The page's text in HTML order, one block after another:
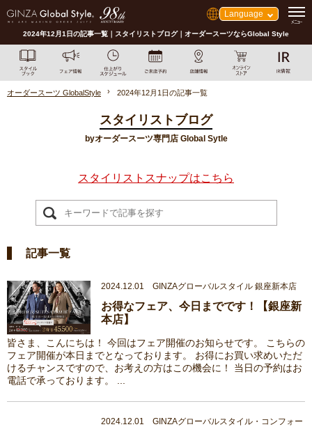
Language
2024年12月1日の記事一覧｜スタイリストブログ｜オーダースーツならGlobal Style
オーダースーツ GlobalStyle 2024年12月1日の記事一覧
スタイリストブログ
byオーダースーツ専門店 Global Sytle
スタイリストスナップはこちら
記事一覧
2024.12.01 GINZAグローバルスタイル 銀座新本店
お得なフェア、今日までです！【銀座新
本店】
皆さま、こんにちは！ 今回はフェア開催のお知らせです。 こちらの
フェア開催が本日までとなっております。 お得にお買い求めいただ
けるチャンスですので、お考えの方はこの機会に！ 当日の予約はお
電話で承っております。 ...
2024.12.01 GINZAグローバルスタイル・コンフォー